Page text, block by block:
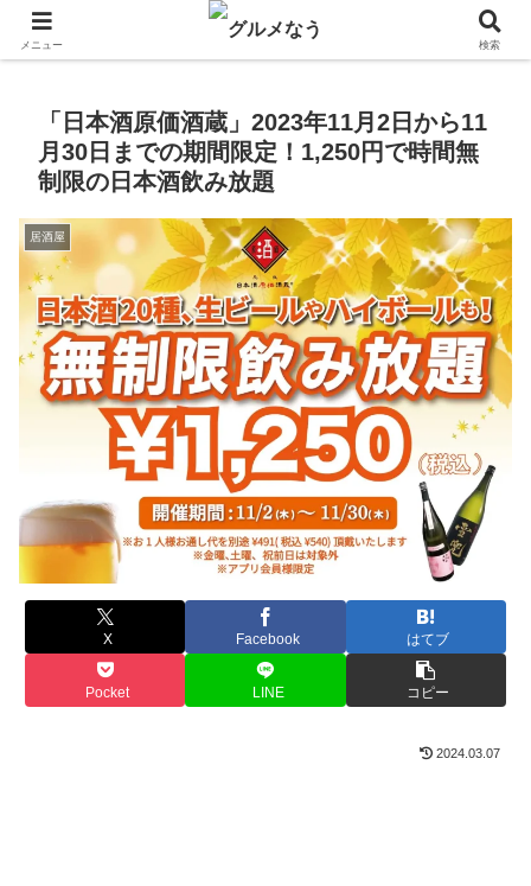
飲食店キャンペーン・食品飲料お菓子新発売のグルメニュース。
「日本酒原価酒蔵」2023年11月2日から11
月30日までの期間限定！1,250円で時間無
制限の日本酒飲み放題
居酒屋
X Facebook はてブ
Pocket LINE コピー
2024.03.07
メニュー 検索